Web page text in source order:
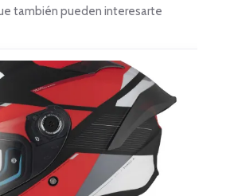
también pueden interesarte